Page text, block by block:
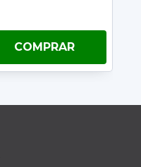
COMPRAR